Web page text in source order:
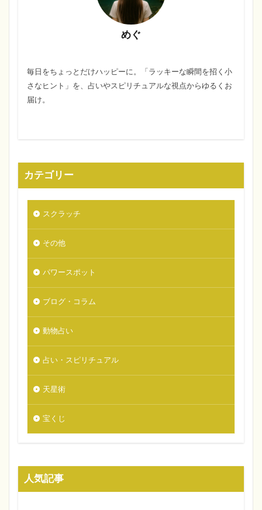
めぐ
毎日をちょっとだけハッピーに。「ラッキーな瞬間を招く小
さなヒント」を、占いやスピリチュアルな視点からゆるくお
届け。
カテゴリー
スクラッチ
その他
パワースポット
ブログ・コラム
動物占い
占い・スピリチュアル
天星術
宝くじ
人気記事